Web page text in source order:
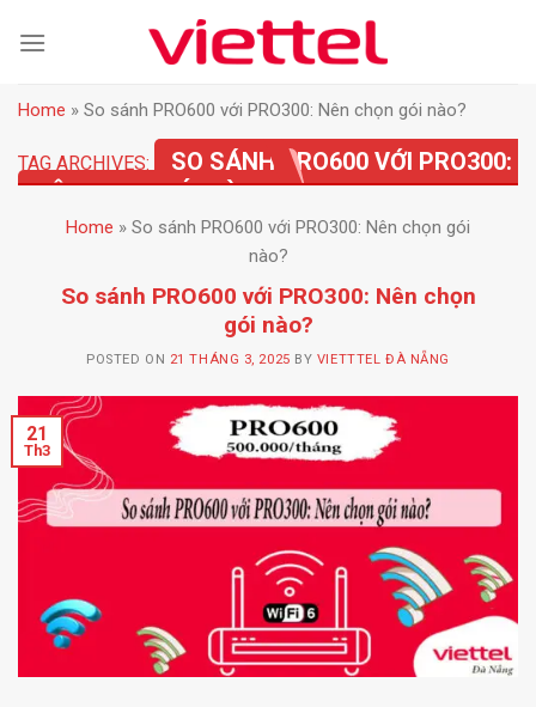
Home » So sánh PRO600 với PRO300: Nên chọn gói nào?
TAG ARCHIVES:
SO SÁNH PRO600 VỚI PRO300:
NÊN CHỌN GÓI NÀO?
Home » So sánh PRO600 với PRO300: Nên chọn gói
nào?
So sánh PRO600 với PRO300: Nên chọn
gói nào?
POSTED ON 21 THÁNG 3, 2025 BY VIETTTEL ĐÀ NẴNG
21
Th3